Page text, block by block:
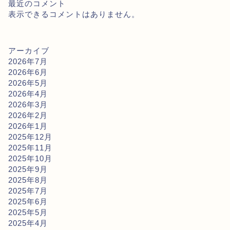
最近のコメント
表示できるコメントはありません。
アーカイブ
2026年7月
2026年6月
2026年5月
2026年4月
2026年3月
2026年2月
2026年1月
2025年12月
2025年11月
2025年10月
2025年9月
2025年8月
2025年7月
2025年6月
2025年5月
2025年4月